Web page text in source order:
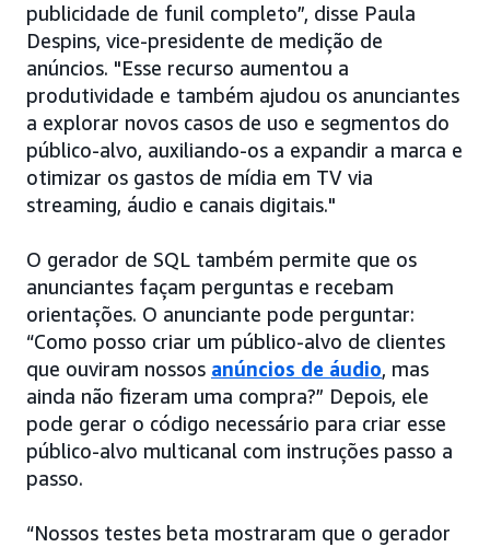
publicidade de funil completo”, disse Paula
Despins, vice-presidente de medição de
anúncios. "Esse recurso aumentou a
produtividade e também ajudou os anunciantes
a explorar novos casos de uso e segmentos do
público-alvo, auxiliando-os a expandir a marca e
otimizar os gastos de mídia em TV via
streaming, áudio e canais digitais."
O gerador de SQL também permite que os
anunciantes façam perguntas e recebam
orientações. O anunciante pode perguntar:
“Como posso criar um público-alvo de clientes
que ouviram nossos anúncios de áudio, mas
ainda não fizeram uma compra?” Depois, ele
pode gerar o código necessário para criar esse
público-alvo multicanal com instruções passo a
passo.
“Nossos testes beta mostraram que o gerador